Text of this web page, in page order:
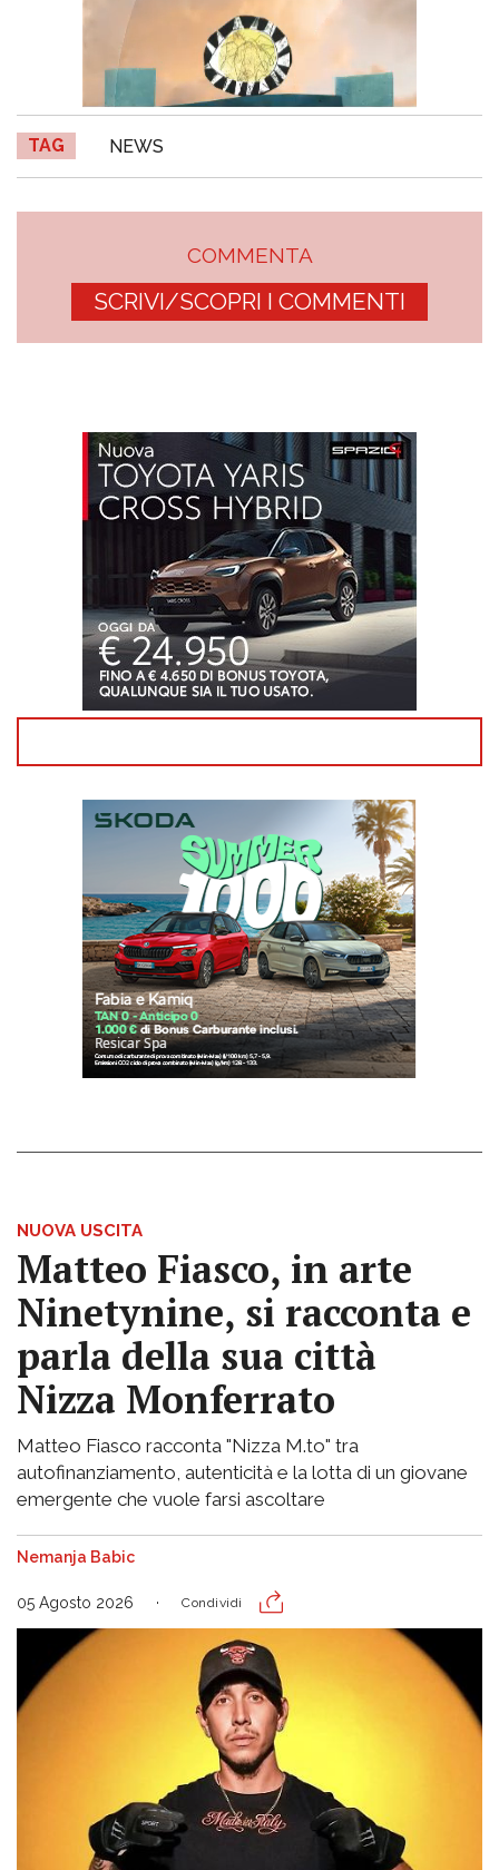
TAG NEWS
COMMENTA
SCRIVI/SCOPRI I COMMENTI
NUOVA USCITA
Matteo Fiasco, in arte
Ninetynine, si racconta e
parla della sua città
Nizza Monferrato
Matteo Fiasco racconta "Nizza M.to" tra
autofinanziamento, autenticità e la lotta di un giovane
emergente che vuole farsi ascoltare
Nemanja Babic
05 Agosto 2026 Condividi